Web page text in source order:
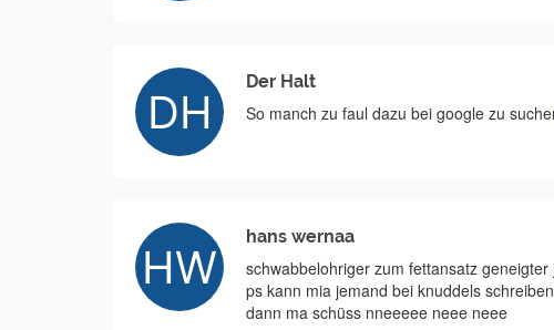
Der Halt
So manch zu faul dazu bei google zu
hans wernaa
schwabbelohriger zum fettansatz
ps kann mia jemand bei knuddels
dann ma schüss nneeeee neee neee